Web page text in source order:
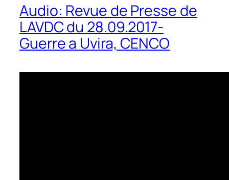
Audio: Revue de Presse de
LAVDC du 28.09.2017-
Guerre a Uvira, CENCO